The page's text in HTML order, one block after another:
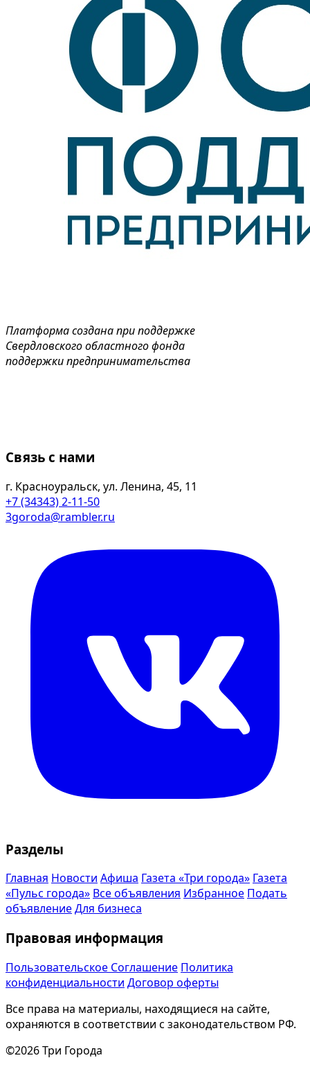
Платформа создана при поддержке
Свердловского областного фонда
поддержки предпринимательства
Связь с нами
г. Красноуральск, ул. Ленина, 45, 11
+7 (34343) 2-11-50
3goroda@rambler.ru
Разделы
Главная Новости Афиша Газета «Три города» Газета
«Пульс города» Все объявления Избранное Подать
объявлениеДля бизнеса
Правовая информация
Пользовательское Соглашение Политика
конфиденциальности Договор оферты
Все права на материалы, находящиеся на сайте,
охраняются в соответствии с законодательством РФ.
©2026 Три Города